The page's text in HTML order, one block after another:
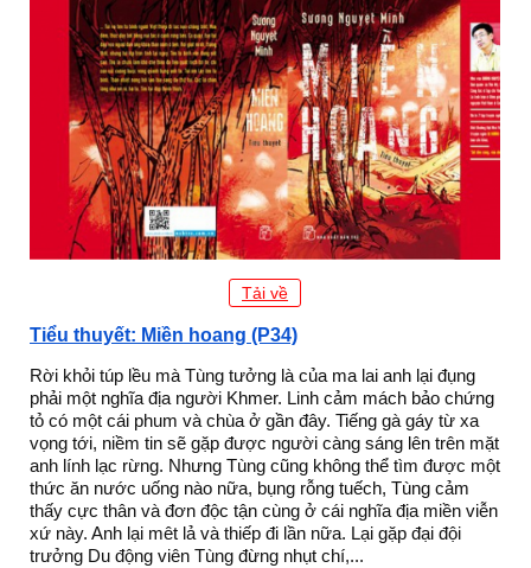
Tải về
Tiểu thuyết: Miền hoang (P34)
Rời khỏi túp lều mà Tùng tưởng là của ma lai anh lại đụng
phải một nghĩa địa người Khmer. Linh cảm mách bảo chứng
tỏ có một cái phum và chùa ở gần đây. Tiếng gà gáy từ xa
vọng tới, niềm tin sẽ gặp được người càng sáng lên trên mặt
anh lính lạc rừng. Nhưng Tùng cũng không thể tìm được một
thức ăn nước uống nào nữa, bụng rỗng tuếch, Tùng cảm
thấy cực thân và đơn độc tận cùng ở cái nghĩa địa miền viễn
xứ này. Anh lại mêt lả và thiếp đi lần nữa. Lại gặp đại đội
trưởng Du động viên Tùng đừng nhụt chí,...